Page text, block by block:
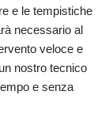
e le tempistiche
necessario al
veloce e
nostro tecnico
e senza